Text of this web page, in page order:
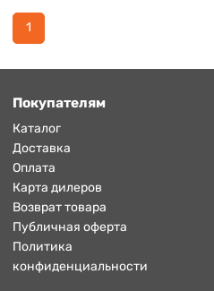
1
Покупателям
Каталог
Доставка
Оплата
Карта дилеров
Возврат товара
Публичная оферта
Политика
конфиденциальности